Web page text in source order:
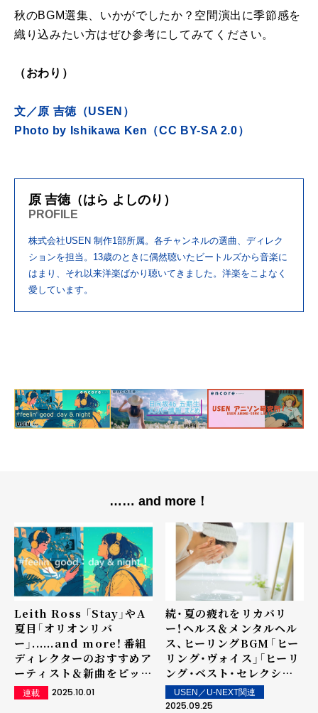
秋のBGM選集、いかがでしたか？空間演出に季節感を
織り込みたい方はぜひ参考にしてみてください。
（おわり）
文／原 吉徳（USEN）
Photo by Ishikawa Ken （CC BY-SA 2.0）
原 吉徳（はら よしのり）
PROFILE
株式会社USEN 制作1部所属。各チャンネルの選曲、ディレク
ションを担当。13歳のときに偶然聴いたビートルズから音楽に
はまり、それ以来洋楽ばかり聴いてきました。洋楽をこよなく
愛しています。
…… and more！
Leith Ross 「Stay」やA
夏目「オリオンリバ
ー」......and more！――番組
ディレクターのおすすめア
ーティスト＆新曲をピック
アップ
連載 2025.10.01
続・夏の疲れをリカバリ
ー！ヘルス＆メンタルヘル
ス、ヒーリングBGM――「ヒー
リング・ヴォイス」「ヒーリ
ング・ベスト・セレクショ
ン」「ミュージック・セラピ
ー ～心の癒し～」
USEN／U-NEXT関連
2025.09.25